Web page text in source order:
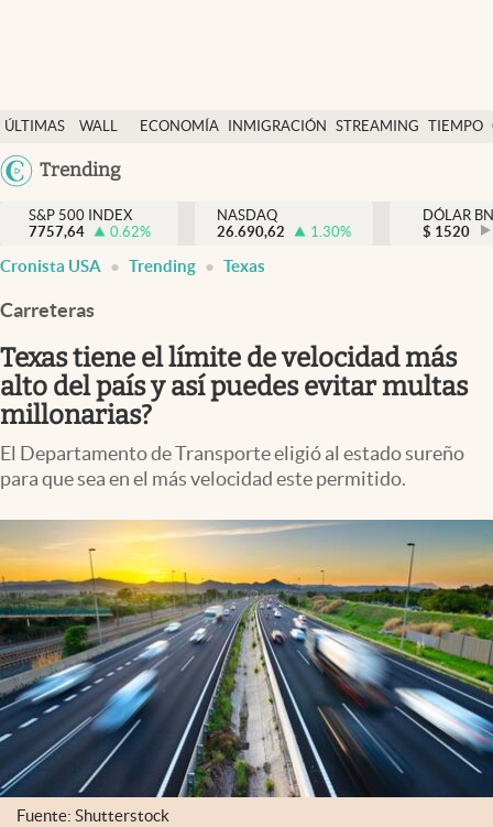
ÚLTIMAS
NOTICIAS
WALL
DÓLAR
ECONOMÍA INMIGRACIÓN STREAMING TIEMPO
México
Trending
Finanzas y economía
Wall Street y dólar
Inmigración
Espiritual
Streaming
PC y mobile
USA
S&P 500 INDEX
7757,64
0.62%
NASDAQ
26.690,62
1.30%
DÓLAR
$ 1520
Cronista USA Trending Texas
Carreteras
Texas tiene el límite de velocidad más
alto del país y así puedes evitar multas
millonarias?
El Departamento de Transporte eligió al estado sureño
para que sea en el más velocidad este permitido.
Fuente: Shutterstock